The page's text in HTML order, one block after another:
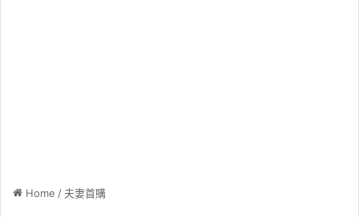
Home /夫妻首購